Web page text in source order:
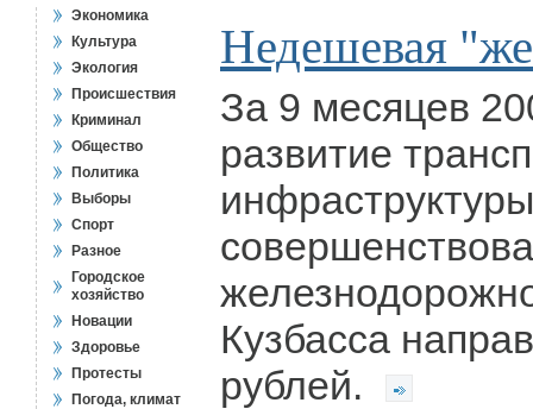
Экономика
Культура
Экология
Происшествия
Криминал
Общество
Политика
Выборы
Спорт
Разное
Городское
хозяйство
Новации
Здоровье
Протесты
Погода, климат
Недешевая
За 9 месяцев
развитие
Кузбасса
рублей.